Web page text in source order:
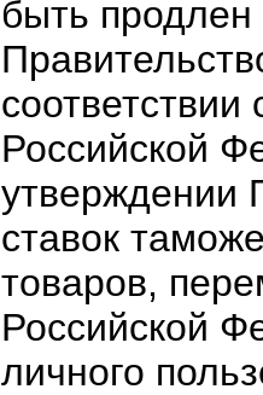
быть продлен
Российской
утверждении
ставок
товаров,
Российской
личного